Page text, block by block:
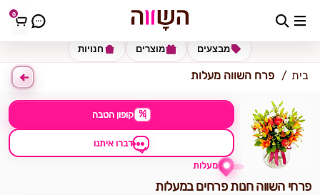
0 כתובת למשלוח הזינו כתובת
חנויות מוצרים מבצעים
בית פרח השווה מעלות
% קופון הטבה
דברו איתנו
מעלות
פרחי השווה חנות פרחים במעלות